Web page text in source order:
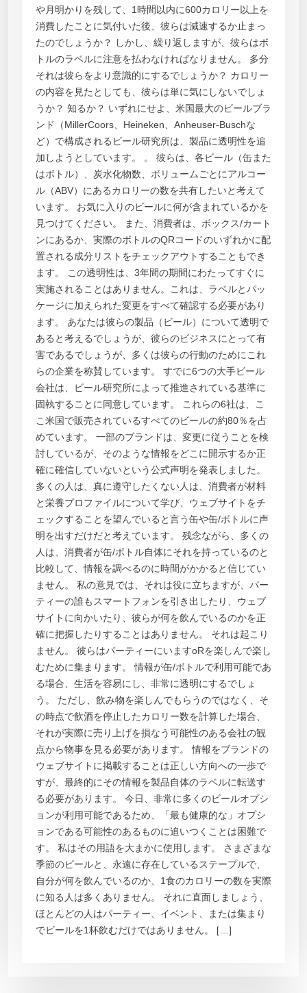
や月明かりを残して、1時間以内に600カロリー以上を
消費したことに気付いた後、彼らは減速するか止まっ
たのでしょうか？ しかし、繰り返しますが、彼らはボ
トルのラベルに注意を払わなければなりません。 多分
それは彼らをより意識的にするでしょうか？ カロリー
の内容を見たとしても、彼らは単に気にしないでしょ
うか？ 知るか？ いずれにせよ、米国最大のビールブラ
ンド（MillerCoors、Heineken、Anheuser-Buschな
ど）で構成されるビール研究所は、製品に透明性を追
加しようとしています。 。 彼らは、各ビール（缶また
はボトル）、炭水化物数、ボリュームごとにアルコー
ル（ABV）にあるカロリーの数を共有したいと考えて
います。 お気に入りのビールに何が含まれているかを
見つけてください。 また、消費者は、ボックス/カート
ンにあるか、実際のボトルのQRコードのいずれかに配
置される成分リストをチェックアウトすることもでき
ます。 この透明性は、3年間の期間にわたってすぐに
実施されることはありません。これは、ラベルとパッ
ケージに加えられた変更をすべて確認する必要があり
ます。 あなたは彼らの製品（ビール）について透明で
あると考えるでしょうが、彼らのビジネスにとって有
害であるでしょうが、多くは彼らの行動のためにこれ
らの企業を称賛しています。 すでに6つの大手ビール
会社は、ビール研究所によって推進されている基準に
固執することに同意しています。 これらの6社は、こ
こ米国で販売されているすべてのビールの約80％を占
めています。 一部のブランドは、変更に従うことを検
討しているが、そのような情報をどこに開示するか正
確に確信していないという公式声明を発表しました。
多くの人は、真に遵守したくない人は、消費者が材料
と栄養プロファイルについて学び、ウェブサイトをチ
ェックすることを望んでいると言う缶や缶/ボトルに声
明を出すだけだと考えています。 残念ながら、多くの
人は、消費者が缶/ボトル自体にそれを持っているのと
比較して、情報を調べるのに時間がかかると信じてい
ません。 私の意見では、それは役に立ちますが、パー
ティーの誰もスマートフォンを引き出したり、ウェブ
サイトに向かいたり、彼らが何を飲んでいるのかを正
確に把握したりすることはありません。 それは起こり
ません。 彼らはパーティーにいますoRを楽しんで楽し
むために集まります。 情報が缶/ボトルで利用可能であ
る場合、生活を容易にし、非常に透明にするでしょ
う。 ただし、飲み物を楽しんでもらうのではなく、そ
の時点で飲酒を停止したカロリー数を計算した場合、
それが実際に売り上げを損なう可能性のある会社の観
点から物事を見る必要があります。 情報をブランドの
ウェブサイトに掲載することは正しい方向への一歩で
すが、最終的にその情報を製品自体のラベルに転送す
る必要があります。 今日、非常に多くのビールオプシ
ョンが利用可能であるため、「最も健康的な」オプシ
ョンである可能性のあるものに追いつくことは困難で
す。 私はその用語を大まかに使用します。 さまざまな
季節のビールと、永遠に存在しているステープルで、
自分が何を飲んでいるのか、1食のカロリーの数を実際
に知る人は多くありません。 それに直面しましょう、
ほとんどの人はパーティー、イベント、または集まり
でビールを1杯飲むだけではありません。 […]